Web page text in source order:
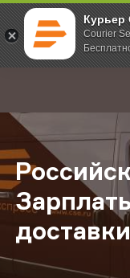
Курьер
Courier
; Главная О